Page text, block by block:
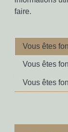
faire.
Vous êtes
Vous êtes
Vous êtes